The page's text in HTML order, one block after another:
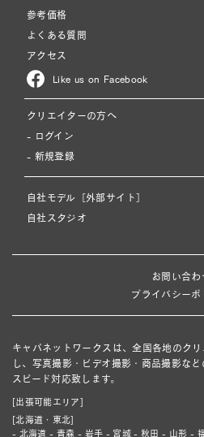
参考価格
よくある質問
アクセス
Like us on Facebook
クリエイターの方へ
- ログイン
- 新規登録
自社モデル［外部サイト］
自社スタジオ
お問い合わ
プライバシーポ
キャパネットワークスは、全国各地のク
し、写真撮影・ビデオ撮影・商品撮影な
スピード対応致します。
[出張可能エリア]
[北海道・東北]
- 北海道 - 青森 - 岩手 - 宮城 - 秋田 - 山形 -